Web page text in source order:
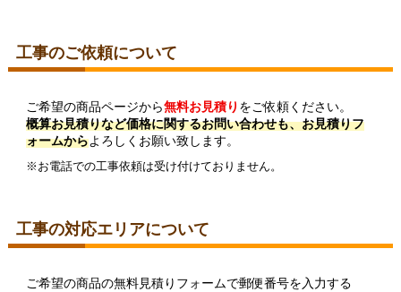
工事のご依頼について
ご希望の商品ページから無料お見積り をご依頼ください。
概算お見積りなど価格に関するお問い合わせも、お見積りフ
ォームからよろしくお願い致します。
※お電話での工事依頼は受け付けておりません。
工事の対応エリアについて
ご希望の商品の無料見積りフォームで郵便番号を入力する